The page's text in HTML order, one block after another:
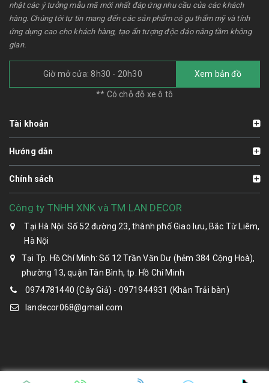
nhật các ý tưởng mẫu mã mới nhất đáp ứng nhu cầu của các khách
hàng. Chúng tôi tự tin mang đến các sản phẩm có gu thẩm mỹ và tính
ứng dụng cao cho khách hàng, tạo ấn tượng độc đáo nâng tầm không
gian.
Giờ mở cửa: 8h30 - 20h30 Xem bản đồ
** Có chỗ đỗ xe ô tô
Tài khoản
Hướng dẫn
Chính sách
Công ty TNHH XNK và TM LAN DECOR
Tại Hà Nội: Số 52 đường 23, thành phố Giao lưu, Bắc Từ Liêm,
Hà Nội
Tại Tp. Hồ Chí Minh: Số 12 Trần Văn Dư (hẻm 384 Cộng Hoà),
phường 13, quận Tân Bình, tp. Hồ Chí Minh
0974781440 (Cây Giả) - 0971944931 (Khăn Trải bàn)
landecor068@gmail.com